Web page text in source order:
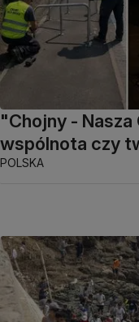
"Chojny -
wspólnota czy
POLSKA